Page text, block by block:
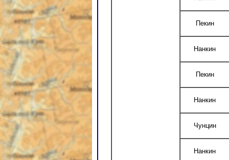
Пекин
Нанкин
Пекин
Нанкин
Чунцин
Нанкин